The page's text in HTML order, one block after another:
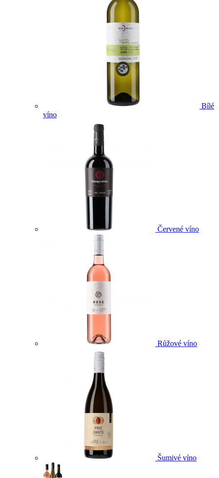
Bílé
víno
Červené víno
Růžové víno
Šumivé víno